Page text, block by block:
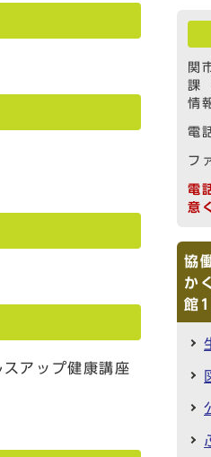
アップ健康講座
関
課
情
電
フ
電
意
協
か
館1